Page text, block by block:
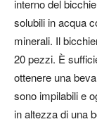
interno del
solubili in acqua
minerali. Il
20 pezzi. È
ottenere una
sono impilabili e
in altezza di una